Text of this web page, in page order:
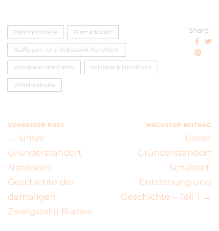
Bahnhofstraße Bismarkplatz
Raiffeisen- und Volksbank Nordhorn
Volksbank Bentheim Volksbank Nordhorn
Wihelmstraße
Share:
VOHERIGER POST
← Unser
Gründerstandort
Nordhorn:
Geschichte der
damaligen
Zweigstelle Blanke
NÄCHSTER BEITRAG
Unser
Gründerstandort
Schüttorf:
Entstehung und
Geschichte – Teil 1 →